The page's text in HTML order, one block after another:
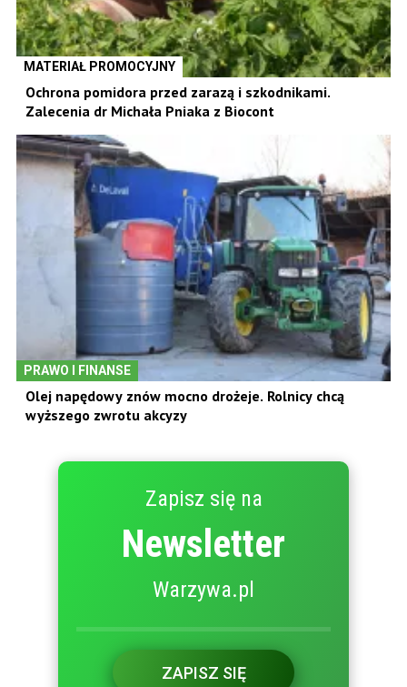
MATERIAŁ PROMOCYJNY
Ochrona pomidora przed zarazą i szkodnikami.
Zalecenia dr Michała Pniaka z Biocont
PRAWO I FINANSE
Olej napędowy znów mocno drożeje. Rolnicy chcą
wyższego zwrotu akcyzy
Zapisz się na
Newsletter
Warzywa.pl
ZAPISZ SIĘ